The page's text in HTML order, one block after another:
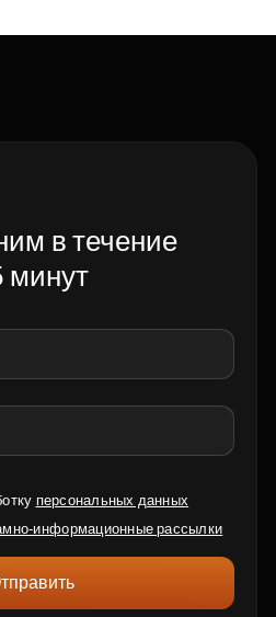
в течение
минут
персональных данных
информационные рассылки